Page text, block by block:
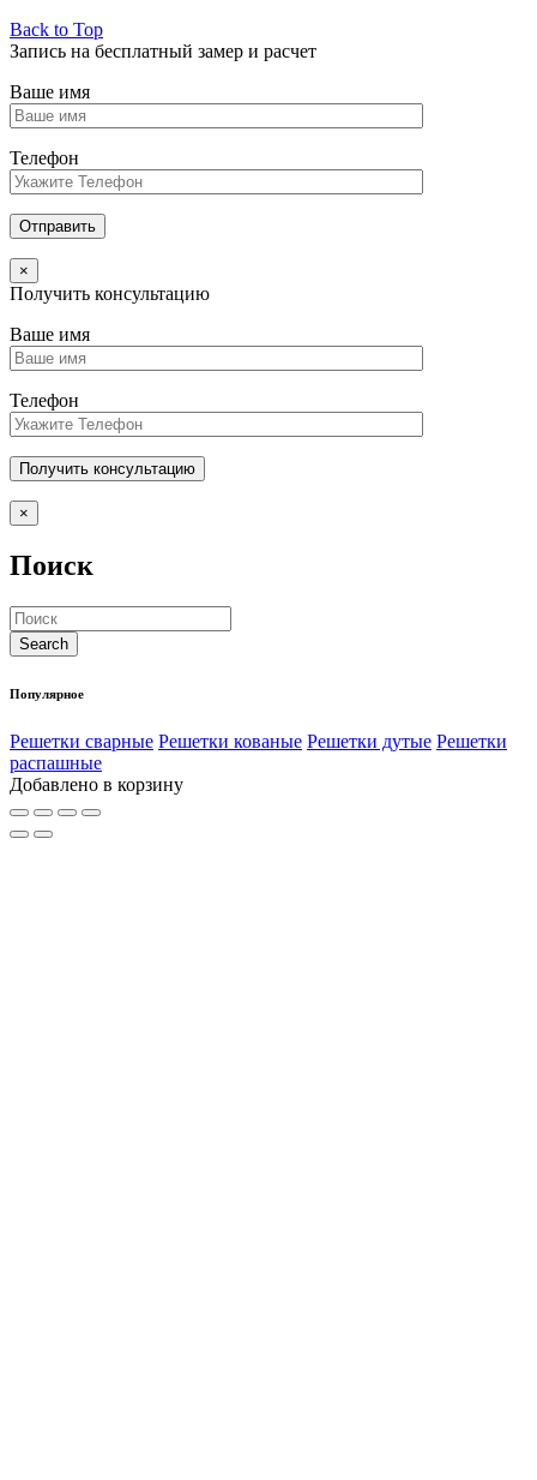
Back to Top
Запись на бесплатный замер и расчет
Ваше имя
Телефон
×
Получить консультацию
Ваше имя
Телефон
×
Поиск
Популярное
Решетки сварные Решетки кованые Решетки дутые Решетки
распашные
Добавлено в корзину